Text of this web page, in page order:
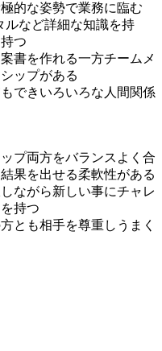
的な姿勢で業務に臨む
ルなど詳細な知識を持
つ
書を作れる一方チームメ
ップがある
できいろいろな人間関係
プ両方をバランスよく合
果を出せる柔軟性がある
ながら新しい事にチャレ
持つ
とも相手を尊重しうまく